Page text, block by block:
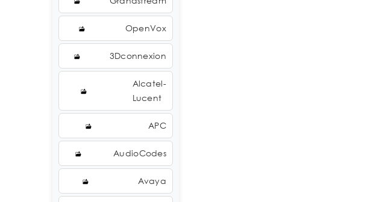
OpenVox
3Dconnexion
Alcatel-
Lucent
APC
AudioCodes
Avaya